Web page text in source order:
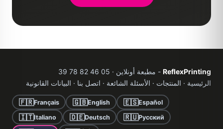
ReflexPrinting - مطبعة أونلاين · 05 46 82 78 39
الرئيسية · المنتجات · الأسئلة الشائعة · اتصل بنا · البيانات القانونية
🇫🇷Français 🇬🇧English 🇪🇸Español
🇮🇹Italiano 🇩🇪Deutsch 🇷🇺Русский